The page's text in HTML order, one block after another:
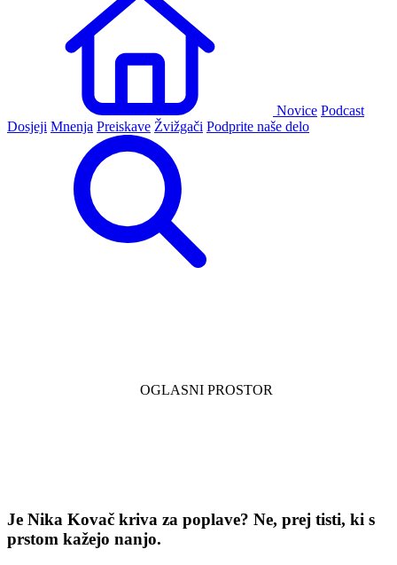
Novice Podcast
Dosjeji Mnenja Preiskave Žvižgači Podprite naše delo
Je Nika Kovač kriva za poplave? Ne, prej tisti, ki s
prstom kažejo nanjo.